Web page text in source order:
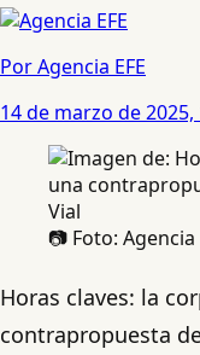
Por Agencia EFE
14 de marzo de 2025,
📷 Foto: Agencia
Horas claves: la
contrapropuesta